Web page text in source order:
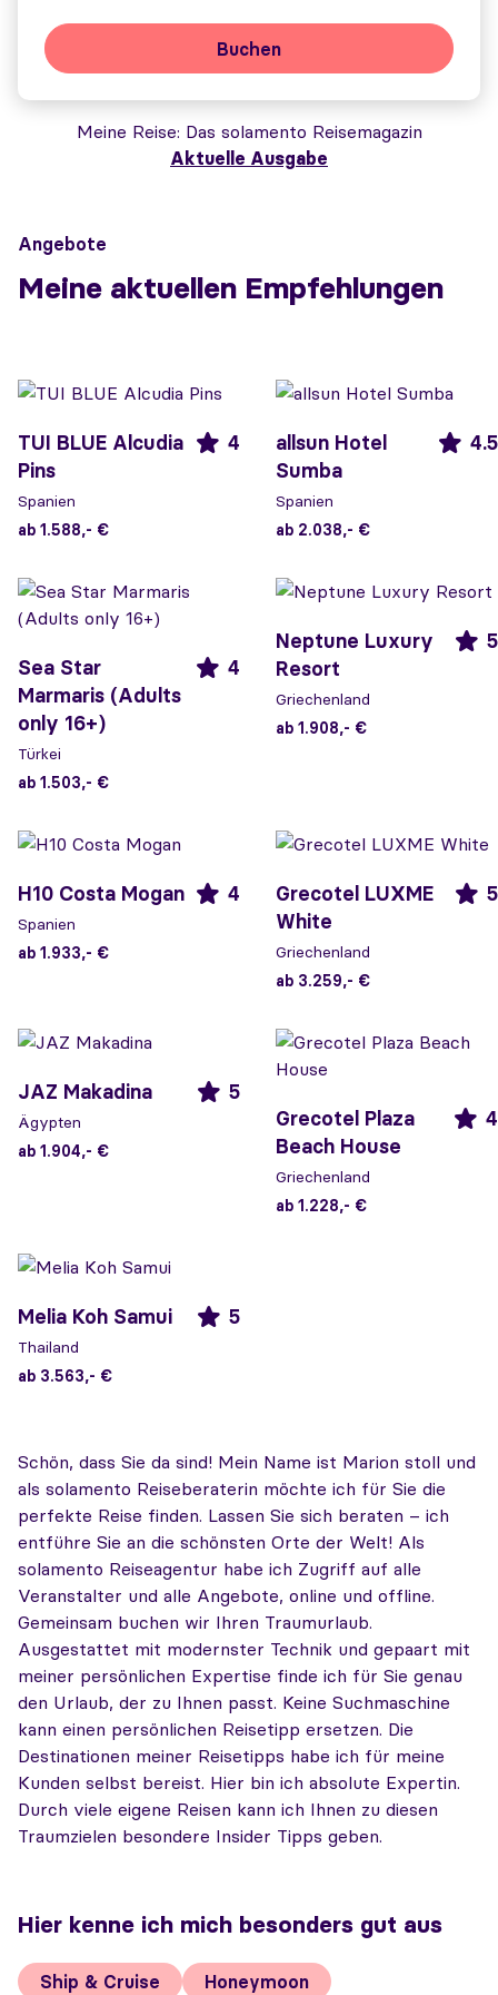
Buchen
Meine Reise Das solamento Reisemagazin
Aktuelle Ausgabe
Angebote
Meine aktuellen Empfehlungen
TUI BLUE Alcudia
Pins
4
Spanien
ab 1.588,- €
allsun Hotel
Sumba
4.5
Spanien
ab 2.038,- €
Sea Star
Marmaris (Adults
only 16+)
4
Türkei
ab 1.503,- €
Neptune Luxury
Resort
5
Griechenland
ab 1.908,- €
H10 Costa Mogan 4
Spanien
ab 1.933,- €
Grecotel LUXME
White
5
Griechenland
ab 3.259,- €
JAZ Makadina 5
Ägypten
ab 1.904,- €
Grecotel Plaza
Beach House
4
Griechenland
ab 1.228,- €
Melia Koh Samui 5
Thailand
ab 3.563,- €
Schön, dass Sie da sind! Mein Name ist Marion stoll und
als solamento Reiseberaterin möchte ich für Sie die
perfekte Reise finden. Lassen Sie sich beraten – ich
entführe Sie an die schönsten Orte der Welt! Als
solamento Reiseagentur habe ich Zugriff auf alle
Veranstalter und alle Angebote, online und offline.
Gemeinsam buchen wir Ihren Traumurlaub.
Ausgestattet mit modernster Technik und gepaart mit
meiner persönlichen Expertise finde ich für Sie genau
den Urlaub, der zu Ihnen passt. Keine Suchmaschine
kann einen persönlichen Reisetipp ersetzen. Die
Destinationen meiner Reisetipps habe ich für meine
Kunden selbst bereist. Hier bin ich absolute Expertin.
Durch viele eigene Reisen kann ich Ihnen zu diesen
Traumzielen besondere Insider Tipps geben.
Hier kenne ich mich besonders gut aus
Ship & Cruise Honeymoon